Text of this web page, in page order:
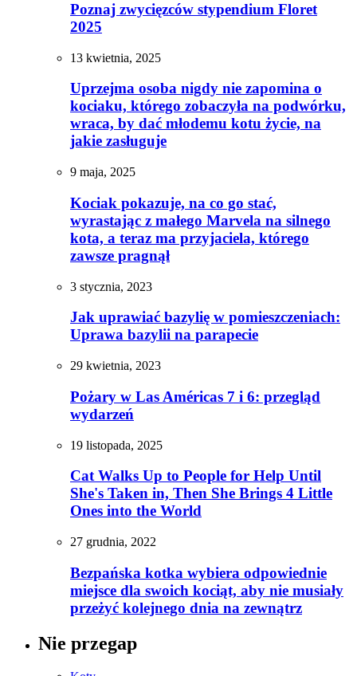
Poznaj zwycięzców stypendium Floret
2025
13 kwietnia, 2025
Uprzejma osoba nigdy nie zapomina o
kociaku, którego zobaczyła na podwórku,
wraca, by dać młodemu kotu życie, na
jakie zasługuje
9 maja, 2025
Kociak pokazuje, na co go stać,
wyrastając z małego Marvela na silnego
kota, a teraz ma przyjaciela, którego
zawsze pragnął
3 stycznia, 2023
Jak uprawiać bazylię w pomieszczeniach:
Uprawa bazylii na parapecie
29 kwietnia, 2023
Pożary w Las Américas 7 i 6: przegląd
wydarzeń
19 listopada, 2025
Cat Walks Up to People for Help Until
She's Taken in, Then She Brings 4 Little
Ones into the World
27 grudnia, 2022
Bezpańska kotka wybiera odpowiednie
miejsce dla swoich kociąt, aby nie musiały
przeżyć kolejnego dnia na zewnątrz
Nie przegap